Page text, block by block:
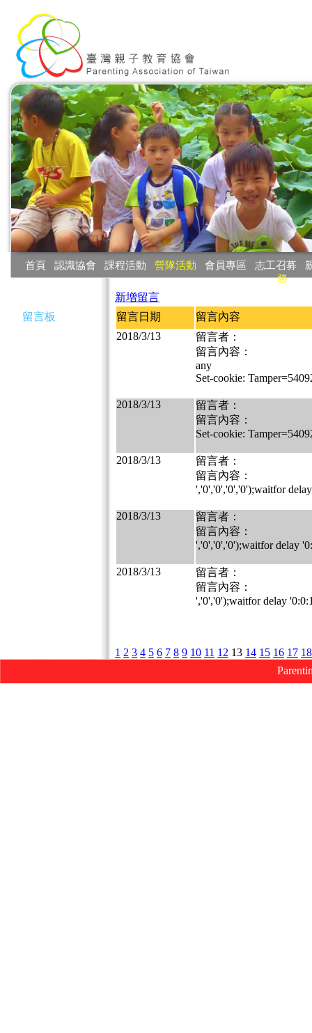
首頁 認識協會 課程活動 營隊活動 會員專區 志工召募
務
留言板
新增留言
留言日期
留言內容
2018/3/13
留言者：
留言內容：
any
Set-cookie:
2018/3/13
留言者：
留言內容：
Set-cookie:
2018/3/13
留言者：
留言內容：
','0','0','0','0');waitfor
2018/3/13
留言者：
留言內容：
','0','0','0');waitfor delay
2018/3/13
留言者：
留言內容：
','0','0');waitfor delay
1 2 3 4 5 6 7 8 9 10 11 12 13 14 15 16 17 18